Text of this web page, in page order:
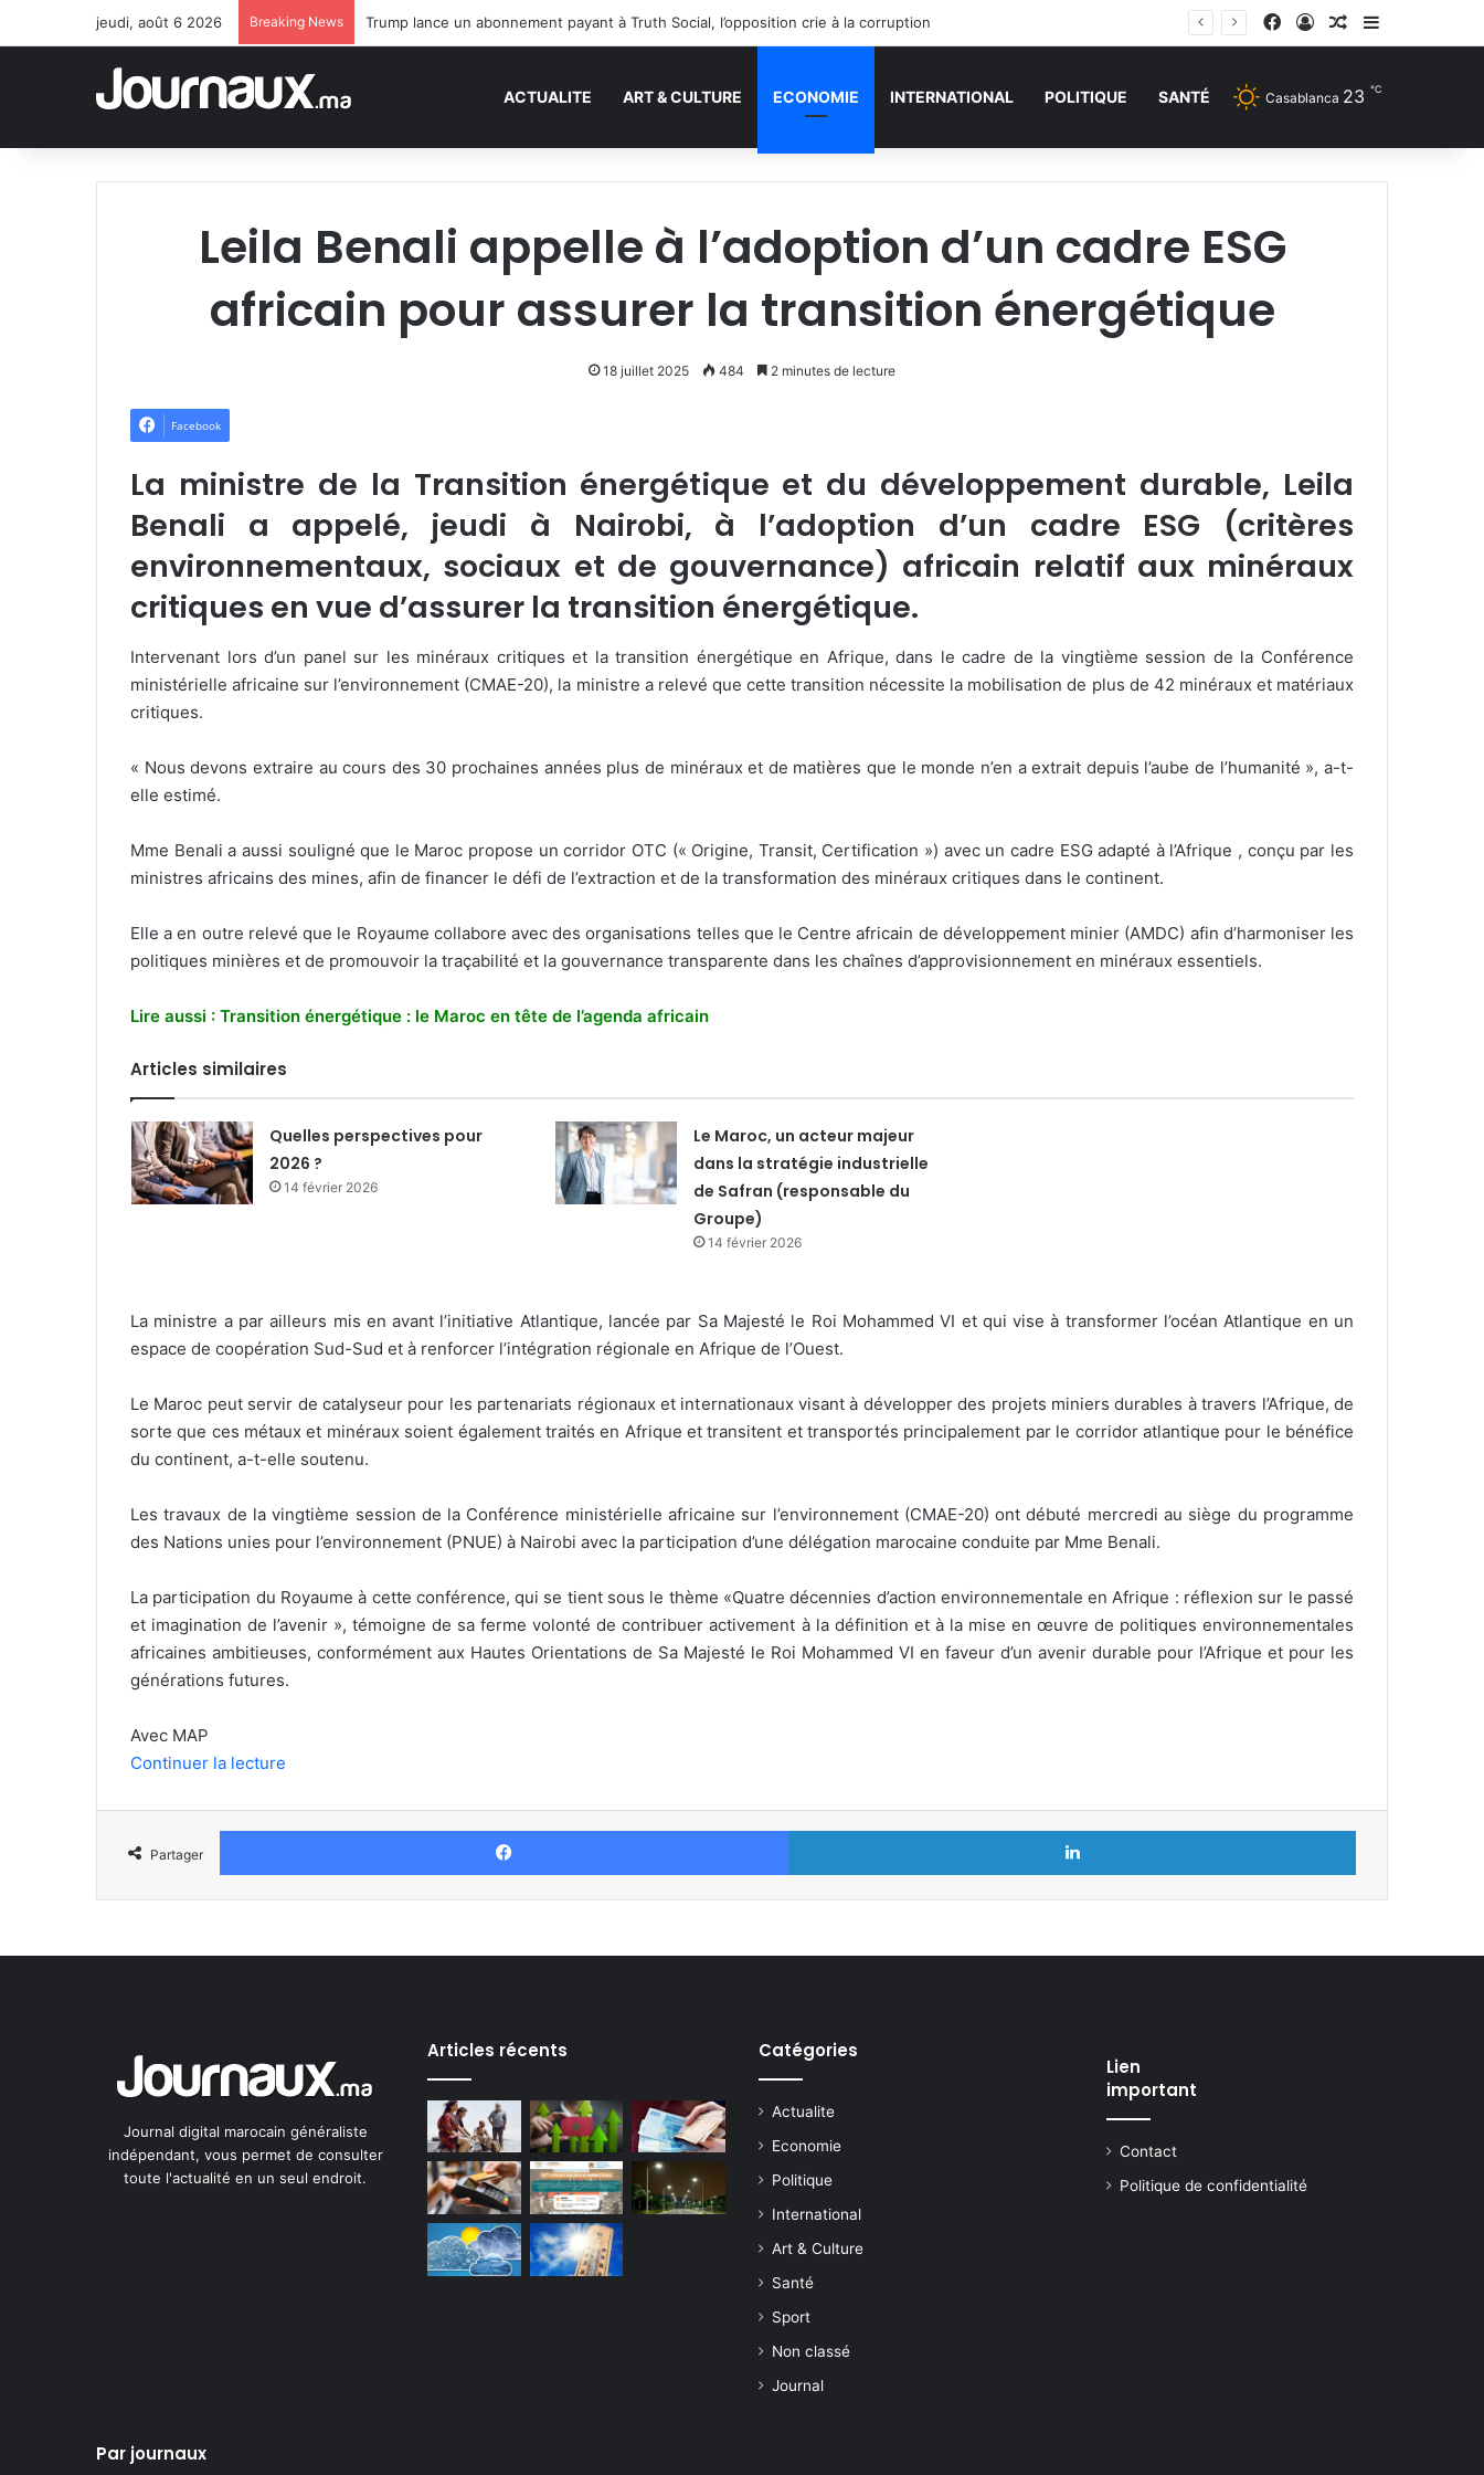
jeudi, août 6 2026 Breaking News Trump lance un abonnement payant à Truth Social, l’opposition crie à la corruption Facebook
Connexion
Article Aléatoire
Sidebar
ACTUALITE ART & CULTURE ECONOMIE INTERNATIONAL POLITIQUE SANTÉ Casablanca 23 ℃
Leila Benali appelle à l’adoption d’un cadre ESG
africain pour assurer la transition énergétique
18 juillet 2025 484 2 minutes de lecture
Facebook
La ministre de la Transition énergétique et du développement durable, Leila
Benali a appelé, jeudi à Nairobi, à l’adoption d’un cadre ESG (critères
environnementaux, sociaux et de gouvernance) africain relatif aux minéraux
critiques en vue d’assurer la transition énergétique.
Intervenant lors d’un panel sur les minéraux critiques et la transition énergétique en Afrique, dans le cadre de la vingtième session de la Conférence
ministérielle africaine sur l’environnement (CMAE-20), la ministre a relevé que cette transition nécessite la mobilisation de plus de 42 minéraux et matériaux
critiques.
« Nous devons extraire au cours des 30 prochaines années plus de minéraux et de matières que le monde n’en a extrait depuis l’aube de l’humanité », a-t-
elle estimé.
Mme Benali a aussi souligné que le Maroc propose un corridor OTC (« Origine, Transit, Certification ») avec un cadre ESG adapté à l’Afrique , conçu par les
ministres africains des mines, afin de financer le défi de l’extraction et de la transformation des minéraux critiques dans le continent.
Elle a en outre relevé que le Royaume collabore avec des organisations telles que le Centre africain de développement minier (AMDC) afin d’harmoniser les
politiques minières et de promouvoir la traçabilité et la gouvernance transparente dans les chaînes d’approvisionnement en minéraux essentiels.
Lire aussi : Transition énergétique : le Maroc en tête de l’agenda africain
Articles similaires
Quelles perspectives pour
2026 ?
14 février 2026
Le Maroc, un acteur majeur
dans la stratégie industrielle
de Safran (responsable du
Groupe)
14 février 2026
La ministre a par ailleurs mis en avant l’initiative Atlantique, lancée par Sa Majesté le Roi Mohammed VI et qui vise à transformer l’océan Atlantique en un
espace de coopération Sud-Sud et à renforcer l’intégration régionale en Afrique de l’Ouest.
Le Maroc peut servir de catalyseur pour les partenariats régionaux et internationaux visant à développer des projets miniers durables à travers l’Afrique, de
sorte que ces métaux et minéraux soient également traités en Afrique et transitent et transportés principalement par le corridor atlantique pour le bénéfice
du continent, a-t-elle soutenu.
Les travaux de la vingtième session de la Conférence ministérielle africaine sur l’environnement (CMAE-20) ont débuté mercredi au siège du programme
des Nations unies pour l’environnement (PNUE) à Nairobi avec la participation d’une délégation marocaine conduite par Mme Benali.
La participation du Royaume à cette conférence, qui se tient sous le thème «Quatre décennies d’action environnementale en Afrique : réflexion sur le passé
et imagination de l’avenir », témoigne de sa ferme volonté de contribuer activement à la définition et à la mise en œuvre de politiques environnementales
africaines ambitieuses, conformément aux Hautes Orientations de Sa Majesté le Roi Mohammed VI en faveur d’un avenir durable pour l’Afrique et pour les
générations futures.
Avec MAP
Continuer la lecture
Partager
Facebook Linkedin
Journal digital marocain généraliste
indépendant, vous permet de consulter
toute l'actualité en un seul endroit.
Articles récents Catégories
Actualite
Economie
Politique
International
Art & Culture
Santé
Sport
Non classé
Journal
Lien
important
Contact
Politique de confidentialité
Par journaux